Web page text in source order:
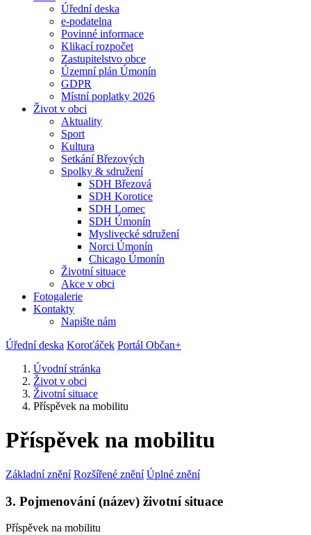
Úřední deska
e-podatelna
Povinné informace
Klikací rozpočet
Zastupitelstvo obce
Územní plán Úmonín
GDPR
Místní poplatky 2026
Život v obci
Aktuality
Sport
Kultura
Setkání Březových
Spolky & sdružení
SDH Březová
SDH Korotice
SDH Lomec
SDH Úmonín
Myslivecké sdružení
Norci Úmonín
Chicago Úmonín
Životní situace
Akce v obci
Fotogalerie
Kontakty
Napište nám
Úřední deska Koroťáček Portál Občan+
Úvodní stránka
Život v obci
Životní situace
Příspěvek na mobilitu
Příspěvek na mobilitu
Základní znění Rozšířené znění Úplné znění
3. Pojmenování (název) životní situace
Příspěvek na mobilitu